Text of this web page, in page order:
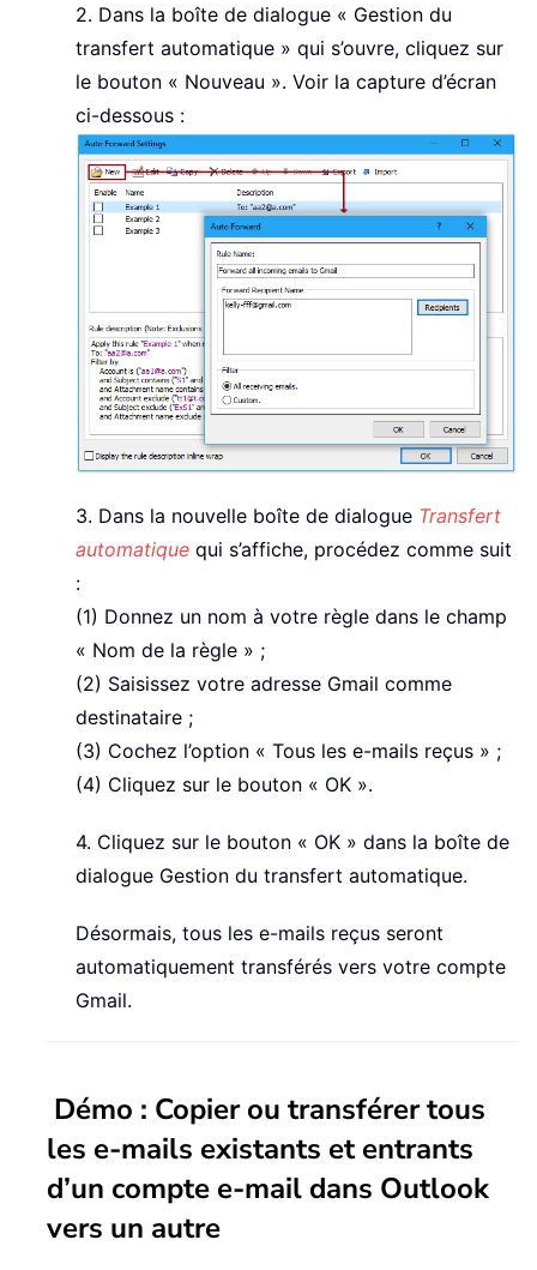
2. Dans la boîte de dialogue « Gestion du
transfert automatique » qui s’ouvre, cliquez sur
le bouton « Nouveau ». Voir la capture d’écran
ci-dessous :
3. Dans la nouvelle boîte de dialogue Transfert
automatique qui s’affiche, procédez comme suit
:
(1) Donnez un nom à votre règle dans le champ
« Nom de la règle » ;
(2) Saisissez votre adresse Gmail comme
destinataire ;
(3) Cochez l’option « Tous les e-mails reçus » ;
(4) Cliquez sur le bouton « OK ».
4. Cliquez sur le bouton « OK » dans la boîte de
dialogue Gestion du transfert automatique.
Désormais, tous les e-mails reçus seront
automatiquement transférés vers votre compte
Gmail.
Démo : Copier ou transférer tous
les e-mails existants et entrants
d’un compte e-mail dans Outlook
vers un autre